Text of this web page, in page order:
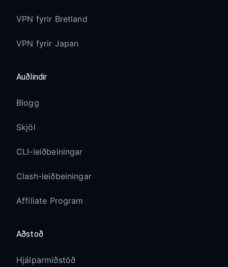
VPN fyrir Bretland
VPN fyrir Japan
Auðlindir
Blogg
Skjöl
CLI-leiðbeiningar
Clash-leiðbeiningar
Affiliate Program
Aðstoð
Hjálparmiðstöð